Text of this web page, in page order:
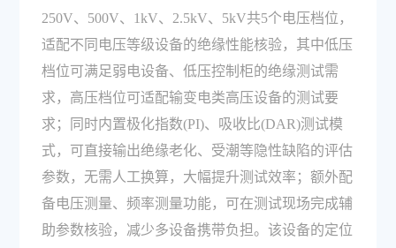
250V、500V、1kV、2.5kV、5kV共5个电压档位，
适配不同电压等级设备的绝缘性能核验，其中低压
档位可满足弱电设备、低压控制柜的绝缘测试需
求，高压档位可适配输变电类高压设备的测试要
求；同时内置极化指数(PI)、吸收比(DAR)测试模
式，可直接输出绝缘老化、受潮等隐性缺陷的评估
参数，无需人工换算，大幅提升测试效率；额外配
备电压测量、频率测量功能，可在测试现场完成辅
助参数核验，减少多设备携带负担。该设备的定位